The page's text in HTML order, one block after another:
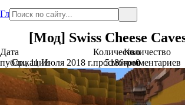
Главная
[Мод] Swiss Cheese
Дата
публикации
Ср., 11 Июля 2018 г.
Количество
просмотров
5186
Количество
комментариев
0